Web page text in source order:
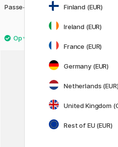
Passe-partout Wit 18x24 cm
4 €
Finland (EUR)
Ireland (EUR)
France (EUR)
Germany (EUR)
Netherlands (EUR)
United Kingdom
Rest of EU (EUR)